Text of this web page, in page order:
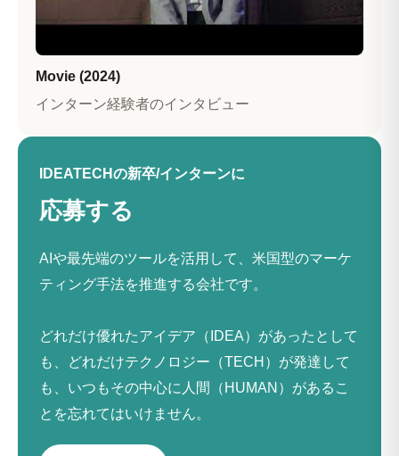
Movie (2024)
インターン経験者のインタビュー
IDEATECHの新卒/インターンに
応募する
AIや最先端のツールを活用して、米国型のマーケ
ティング手法を推進する会社です。
どれだけ優れたアイデア（IDEA）があったとして
も、どれだけテクノロジー（TECH）が発達して
も、いつもその中心に人間（HUMAN）があるこ
とを忘れてはいけません。